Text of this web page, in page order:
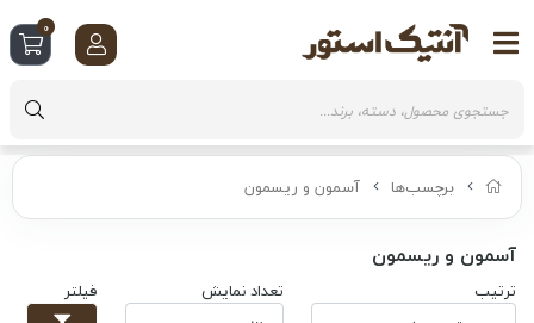
برچسب‌ها آسمون و ریسمون
آسمون و ریسمون
ترتیب تعداد نمایش فیلتر
0